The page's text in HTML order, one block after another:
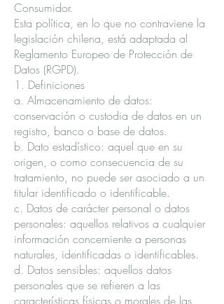
Consumidor.
Esta política, en lo que no contraviene la
legislación chilena, está adaptada al
Reglamento Europeo de Protección de
Datos (RGPD).
1. Definiciones
a. Almacenamiento de datos:
conservación o custodia de datos en un
registro, banco o base de datos.
b. Dato estadístico: aquel que en su
origen, o como consecuencia de su
tratamiento, no puede ser asociado a un
titular identificado o identificable.
c. Datos de carácter personal o datos
personales: aquellos relativos a cualquier
información concerniente a personas
naturales, identificadas o identificables.
d. Datos sensibles: aquellos datos
personales que se refieren a las
características físicas o morales de las